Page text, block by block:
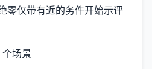
零仅带有近的务件开始示评
场景